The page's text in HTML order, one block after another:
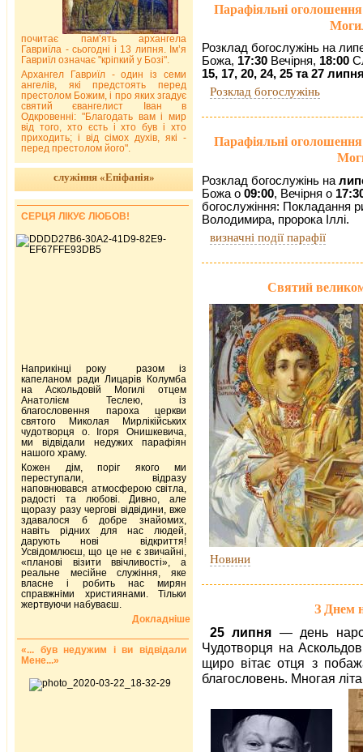
Парафіяльні
Розклад богослужінь на
Божа, 17:30 Вечірня, 18:00
15, 17, 20, 24, 25 та 27
Розклад богослужінь
Парафіяльні
Розклад богослужінь на
Божа о 09:00, Вечірня о
богослужіння: Покладання
Володимира, пророка Іллі.
визначні події парафії
Святий
Новини
З Днем
25 липня — день
Чудотворця на
щиро вітає отця з
благословень. Многая
почитає пам’ять архангела
Гавриїла - сьогодні і 13 липня. Ім’я
Гавриїл означає "кріпкий у Бозі".
Архангел Гавриїл - один із семи
ангелів, які предстоять перед
престолом Божим, і про яких згадує
святий євангелист Іван в
Одкровенні: "Благодать вам і мир
від того, хто єсть і хто був і хто
приходить; і від сімох духів, які -
перед престолом його".
служіння «Епіфанія»
СЕРЦЯ ЛІКУЄ ЛЮБОВ!
Наприкінці року разом із
капеланом ради Лицарів Колумба
на Аскольдовій Могилі отцем
Анатолієм Теслею, із
благословення пароха церкви
святого Миколая Мирлікійських
чудотворця о. Ігоря Онишкевича,
ми відвідали недужих парафіян
нашого храму.
Кожен дім, поріг якого ми
переступали, відразу
наповнювався атмосферою світла,
радості та любові. Дивно, але
щоразу разу чергові відвідини, вже
здавалося б добре знайомих,
навіть рідних для нас людей,
дарують нові відкриття!
Усвідомлюєш, що це не є звичайні,
«планові візити ввічливості», а
реальне месійне служіння, яке
власне і робить нас мирян
справжніми християнами. Тільки
жертвуючи набуваєш.
Докладніше
«... був недужим і ви відвідали
Мене...»